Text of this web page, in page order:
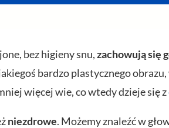
bez higieny snu,zachowują się
bardzo plastycznego
więcej wie, co wtedy dzieje się z
niezdrowe. Możemy znaleźć w